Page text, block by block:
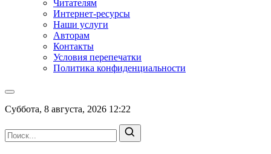
Читателям
Интернет-ресурсы
Наши услуги
Авторам
Контакты
Условия перепечатки
Политика конфиденциальности
Суббота, 8 августа, 2026 12:22